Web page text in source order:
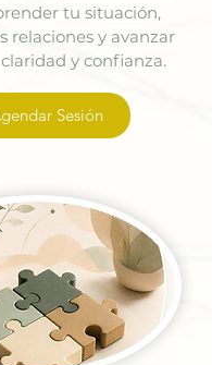
tu situación,
relaciones y avanzar
y confianza.
Sesión